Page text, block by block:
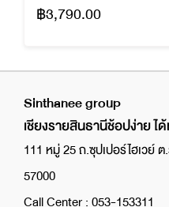
฿3,790.00
Sinthanee group
เชียงรายสินธานีช้อปง่าย ไ
111 หมู่ 25 ถ.ซุปเปอร์ไฮเวย์
57000
Call Center : 053-153311